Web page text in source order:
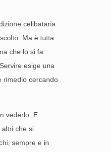
celibataria
Ma è tutta
che lo si fa
esige una
rimedio cercando
vederlo. E
altri che si
sempre e in